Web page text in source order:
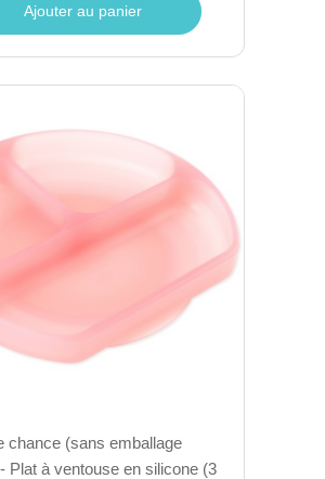
Ajouter au panier
chance (sans emballage
Plat à ventouse en silicone (3